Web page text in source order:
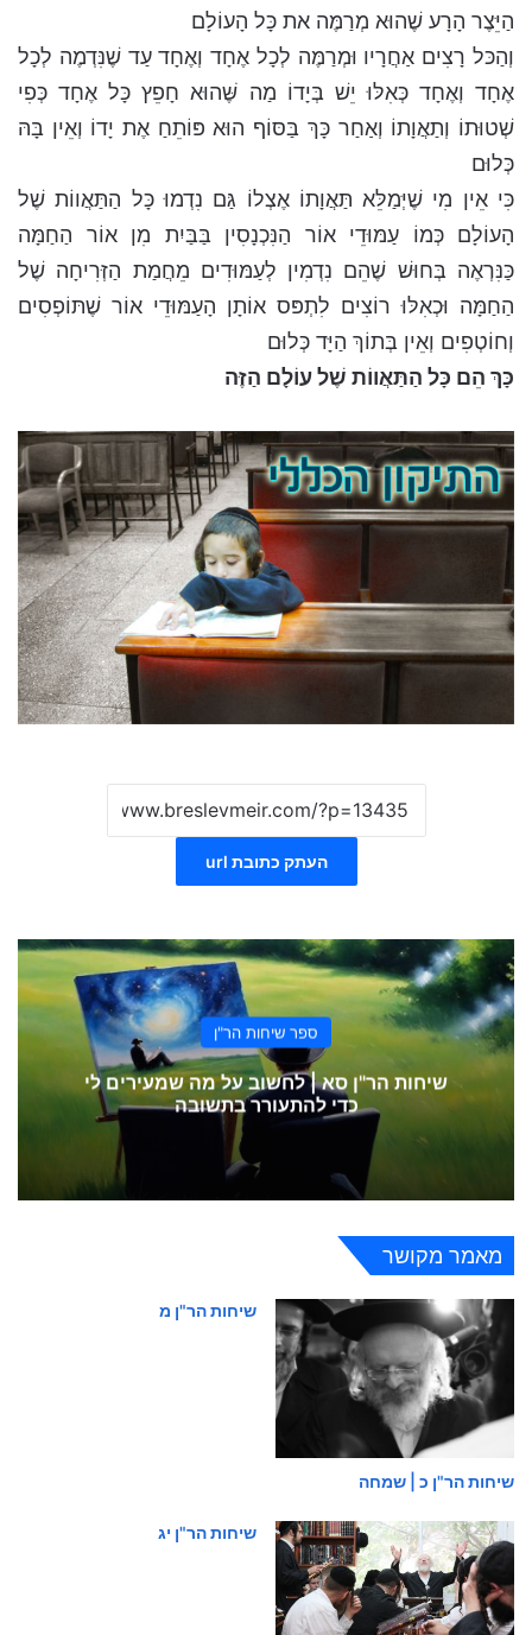
הַיֵּצֶר הָרָע שֶׁהוּא מְרַמֶּה את כָּל הָעוֹלָם
וְהַכּל רָצִים אַחֲרָיו וּמְרַמֶּה לְכָל אֶחָד וְאֶחָד עַד שֶׁנִּדְמֶה לְכָל
אֶחָד וְאֶחָד כְּאִלּוּ יֵשׁ בְּיָדוֹ מַה שֶּׁהוּא חָפֵץ כָּל אֶחָד כְּפִי
שְׁטוּתוֹ וְתַאֲוָתוֹ וְאַחַר כָּךְ בַּסּוֹף הוּא פּוֹתֵחַ אֶת יָדוֹ וְאֵין בָּהּ
כְּלוּם
כִּי אֵין מִי שֶׁיְּמַלֵּא תַּאֲוָתוֹ אֶצְלוֹ גַּם נִדְמוּ כָּל הַתַּאֲווֹת שֶׁל
הָעוֹלָם כְּמוֹ עַמּוּדֵי אוֹר הַנִּכְנָסִין בַּבַּיִת מִן אוֹר הַחַמָּה
כַּנִּרְאֶה בְּחוּשׁ שֶׁהֵם נִדְמִין לְעַמּוּדִים מֵחֲמַת הַזְּרִיחָה שֶׁל
הַחַמָּה וּכְאִלּוּ רוֹצִים לִתְפּס אוֹתָן הָעַמּוּדֵי אוֹר שֶׁתּוֹפְסִים
וְחוֹטְפִים וְאֵין בְּתוֹךְ הַיָּד כְּלוּם
כָּךְ הֵם כָּל הַתַּאֲווֹת שֶׁל עוֹלָם הַזֶּה
העתק כתובת url
ספר שיחות הר"ן
שיחות הר"ן סא | לחשוב על מה שמעירים לי
כדי להתעורר בתשובה
מאמר מקושר
שיחות הר"ן כ | שמחה
שיחות הר"ן מ
שיחות הר"ן יג